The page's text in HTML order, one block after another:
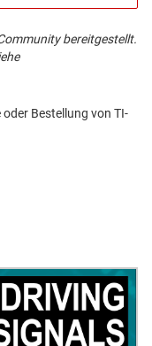
bereitgestellt.
Bestellung von TI-